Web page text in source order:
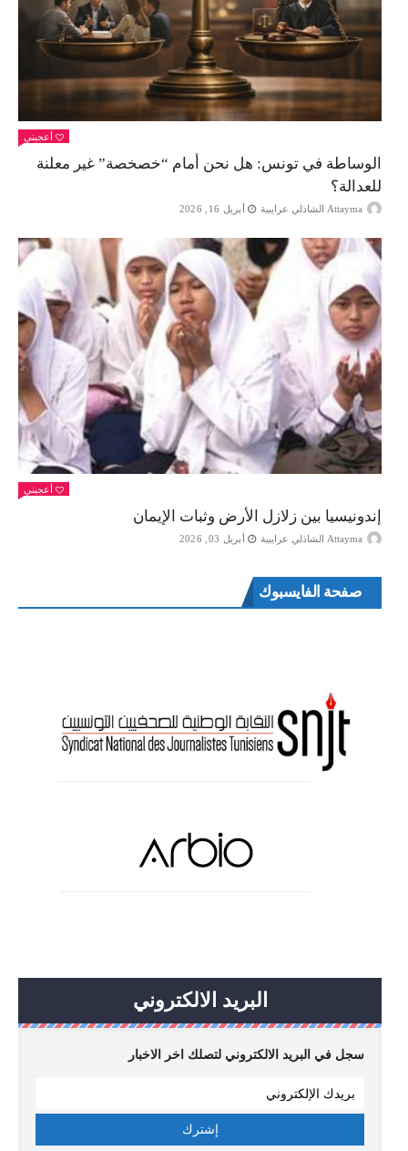
أعجبني
الوساطة في تونس: هل نحن أمام “خصخصة” غير معلنة
للعدالة؟
Attayma الشاذلي عرايبية أبريل 16, 2026
أعجبني
إندونيسيا بين زلازل الأرض وثبات الإيمان
Attayma الشاذلي عرايبية أبريل 03, 2026
صفحة الفايسبوك
البريد الالكتروني
سجل في البريد الالكتروني لتصلك اخر الاخبار